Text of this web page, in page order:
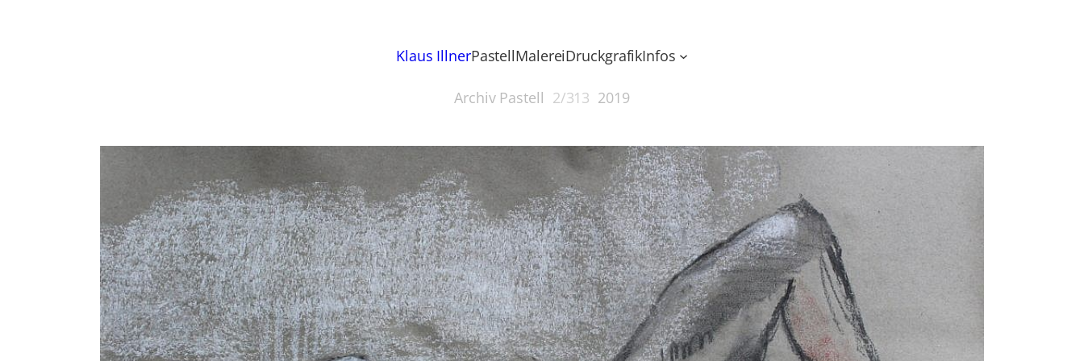
Klaus IllnerPastellMalereiDruckgrafikInfos
Archiv Pastell 2/313 2019